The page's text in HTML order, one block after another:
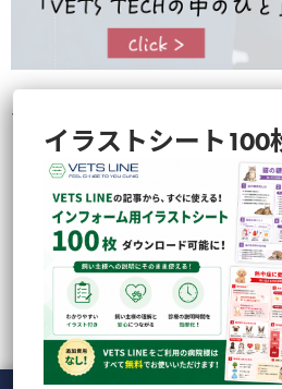
VETS TECHの中のひとらが撮影・企画
ります！
のぞいてみ
最近の投稿 人気の記事
イラストシート100